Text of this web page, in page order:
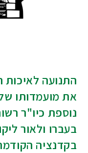
התנועה
את מועמדותו
נוספת כיו"ר
בעברו ולאור
בקדנציה